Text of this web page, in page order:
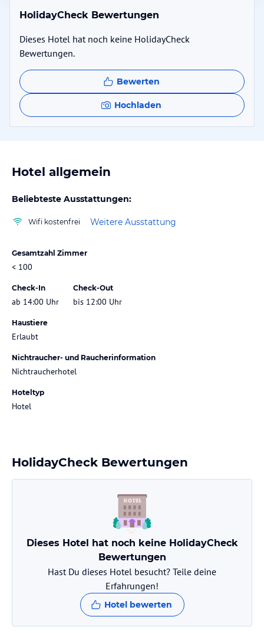
HolidayCheck Bewertungen
Dieses Hotel hat noch keine HolidayCheck
Bewertungen.
Bewerten
Hochladen
Hotel allgemein
Beliebteste Ausstattungen:
Wifi kostenfrei Weitere Ausstattung
Gesamtzahl Zimmer
< 100
Check-In
ab 14:00 Uhr
Check-Out
bis 12:00 Uhr
Haustiere
Erlaubt
Nichtraucher- und Raucherinformation
Nichtraucherhotel
Hoteltyp
Hotel
HolidayCheck Bewertungen
Dieses Hotel hat noch keine HolidayCheck
Bewertungen
Hast Du dieses Hotel besucht? Teile deine
Erfahrungen!
Hotel bewerten